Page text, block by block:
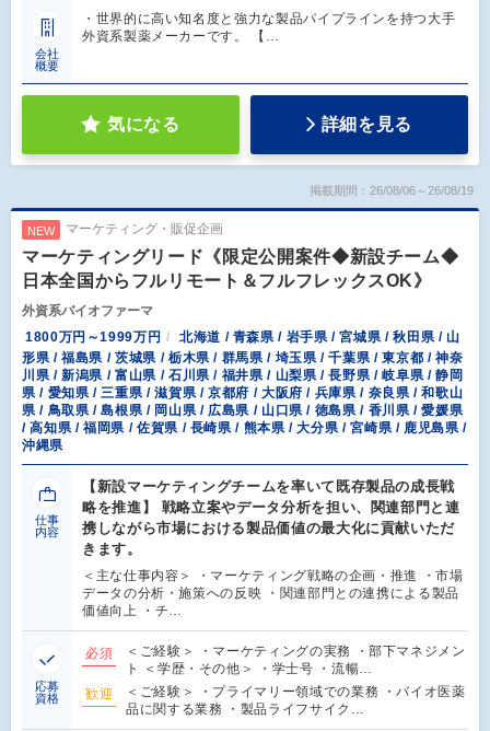
会社
概要
・世界的に高い知名度と強力な製品パイプラインを持つ大手
外資系製薬メーカーです。 【…
気になる 詳細を見る
掲載期間：26/08/06～26/08/19
NEW マーケティング・販促企画
マーケティングリード《限定公開案件◆新設チーム◆
日本全国からフルリモート＆フルフレックスOK》
外資系バイオファーマ
1800万円～1999万円
北海道 / 青森県 / 岩手県 / 宮城県 / 秋田県 / 山
形県 / 福島県 / 茨城県 / 栃木県 / 群馬県 / 埼玉県 / 千葉県 / 東京都 / 神奈
川県 / 新潟県 / 富山県 / 石川県 / 福井県 / 山梨県 / 長野県 / 岐阜県 / 静岡
県 / 愛知県 / 三重県 / 滋賀県 / 京都府 / 大阪府 / 兵庫県 / 奈良県 / 和歌山
県 / 鳥取県 / 島根県 / 岡山県 / 広島県 / 山口県 / 徳島県 / 香川県 / 愛媛県
/ 高知県 / 福岡県 / 佐賀県 / 長崎県 / 熊本県 / 大分県 / 宮崎県 / 鹿児島県 /
沖縄県
仕事
内容
【新設マーケティングチームを率いて既存製品の成長戦
略を推進】 戦略立案やデータ分析を担い、関連部門と連
携しながら市場における製品価値の最大化に貢献いただ
きます。
＜主な仕事内容＞ ・マーケティング戦略の企画・推進 ・市場
データの分析・施策への反映 ・関連部門との連携による製品
価値向上 ・チ…
応募
資格
必須
＜ご経験＞ ・マーケティングの実務 ・部下マネジメン
ト ＜学歴・その他＞ ・学士号 ・流暢…
歓迎
＜ご経験＞ ・プライマリー領域での業務 ・バイオ医薬
品に関する業務 ・製品ライフサイク…